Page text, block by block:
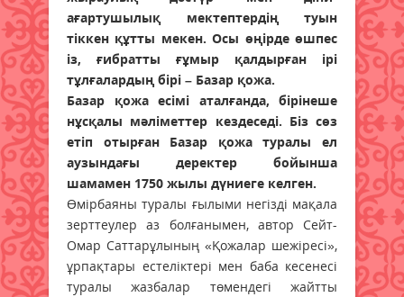
ағартушылық мектептердің туын
тіккен құтты мекен. Осы өңірде өшпес
із, ғибратты ғұмыр қалдырған ірі
тұлғалардың бірі – Базар қожа.
Базар қожа есімі аталғанда, бірінеше
нұсқалы мәліметтер кездеседі. Біз сөз
етіп отырған Базар қожа туралы ел
аузындағы деректер бойынша
шамамен 1750 жылы дүниеге келген.
Өмірбаяны туралы ғылыми негізді мақала
зерттеулер аз болғанымен, автор Сейт-
Омар Саттарұлының «Қожалар шежіресі»,
ұрпақтары естеліктері мен баба кесенесі
туралы жазбалар төмендегі жайтты